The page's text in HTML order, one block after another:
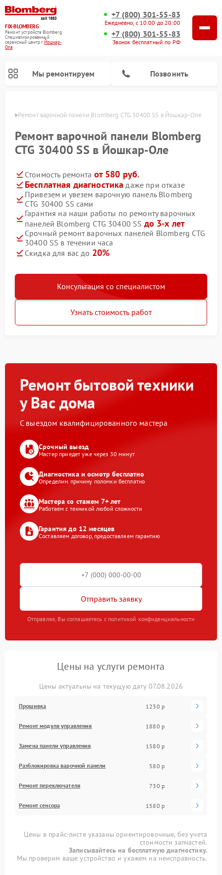
FIX-BLOMBERG
Ремонт устройств Blomberg
Специализированный
cервисный центр г.Йошкар-
Ола
+7 (800) 301-55-83
Ежедневно, с 10:00 до 20:00
+7 (800) 301-55-83
Звонок бесплатный по РФ
Мы ремонтируем Позвонить
Ремонт варочной панели Blomberg CTG 30400 SS в Йошкар-Оле
Ремонт варочной панели Blomberg
CTG 30400 SS в Йошкар-Оле
Стоимость ремонта от 580 руб.
Бесплатная диагностика даже при отказе
Привезем и увезем варочную панель Blomberg
CTG 30400 SS сами
Гарантия на наши работы по ремонту варочных
панелей Blomberg CTG 30400 SS до 3-х лет
Срочный ремонт варочных панелей Blomberg CTG
30400 SS в течении часа
Скидка для вас до 20%
Консультация со специалистом
Узнать стоимость работ
Ремонт бытовой техники
у Вас дома
С выездом квалифицированного мастера
Срочный выезд
Мастер приедет уже через 30 минут
Диагностика и осмотр бесплатно
Определим причину поломки бесплатно
Мастера со стажем 7+ лет
Работаем с техникой любой сложности
Гарантия до 12 месяцев
Составляем договор, предоставляем гарантию
Отправить заявку
Отправляя, Вы соглашаетесь с политикой конфиденциальности
Цены на услуги ремонта
Цены актуальны на текущую дату 07.08.2026
Прошивка 1230 р
Ремонт модуля управления 1880 р
Замена панели управления 1580 р
Разблокировка варочной панели 580 р
Ремонт переключателя 730 р
Ремонт сенсора 1580 р
Цены в прайс-листе указаны ориентировочные, без учета
стоимости запчастей.
Записывайтесь на бесплатную диагностику.
Мы проверим ваше устройство и укажем на неисправность.